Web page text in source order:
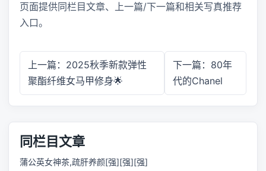
页面提供同栏目文章、上一篇/下一篇和相关写真推荐
入口。
上一篇：2025秋季新款弹性
聚酯纤维女马甲修身🌟
下一篇：80年
代的Chanel
同栏目文章
蒲公英女神茶,疏肝养颜[强][强][强]